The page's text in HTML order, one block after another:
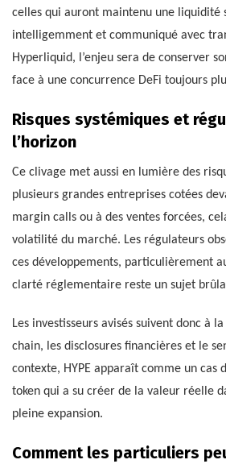
celles qui auront maintenu une liquidité
intelligemment et communiqué avec
Hyperliquid, l’enjeu sera de conserver
face à une concurrence DeFi toujours
Risques systémiques et
l’horizon
Ce clivage met aussi en lumière des
plusieurs grandes entreprises cotées
margin calls ou à des ventes forcées,
volatilité du marché. Les régulateurs
ces développements, particulièrement
clarté réglementaire reste un sujet
Les investisseurs avisés suivent donc à
chain, les disclosures financières et le
contexte, HYPE apparaît comme un cas
token qui a su créer de la valeur réelle
pleine expansion.
Comment les particuliers